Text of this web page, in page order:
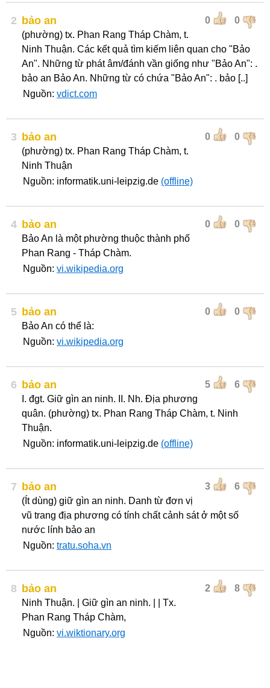
2 0 0
bảo an
(phường) tx. Phan Rang Tháp Chàm, t.
Ninh Thuận. Các kết quả tìm kiếm liên quan cho "Bảo
An". Những từ phát âm/đánh vần giống như "Bảo An": .
bảo an Bảo An. Những từ có chứa "Bảo An": . bảo [..]
Nguồn: vdict.com
3 0 0
bảo an
(phường) tx. Phan Rang Tháp Chàm, t.
Ninh Thuận
Nguồn: informatik.uni-leipzig.de (offline)
4 0 0
bảo an
Bảo An là một phường thuộc thành phố
Phan Rang - Tháp Chàm.
Nguồn: vi.wikipedia.org
5 0 0
bảo an
Bảo An có thể là:
Nguồn: vi.wikipedia.org
6 5 6
bảo an
I. đgt. Giữ gìn an ninh. II. Nh. Địa phương
quân. (phường) tx. Phan Rang Tháp Chàm, t. Ninh
Thuận.
Nguồn: informatik.uni-leipzig.de (offline)
7 3 6
bảo an
(Ít dùng) giữ gìn an ninh. Danh từ đơn vị
vũ trang địa phương có tính chất cảnh sát ở một số
nước lính bảo an
Nguồn: tratu.soha.vn
8 2 8
bảo an
Ninh Thuận. | Giữ gìn an ninh. | | Tx.
Phan Rang Tháp Chàm,
Nguồn: vi.wiktionary.org